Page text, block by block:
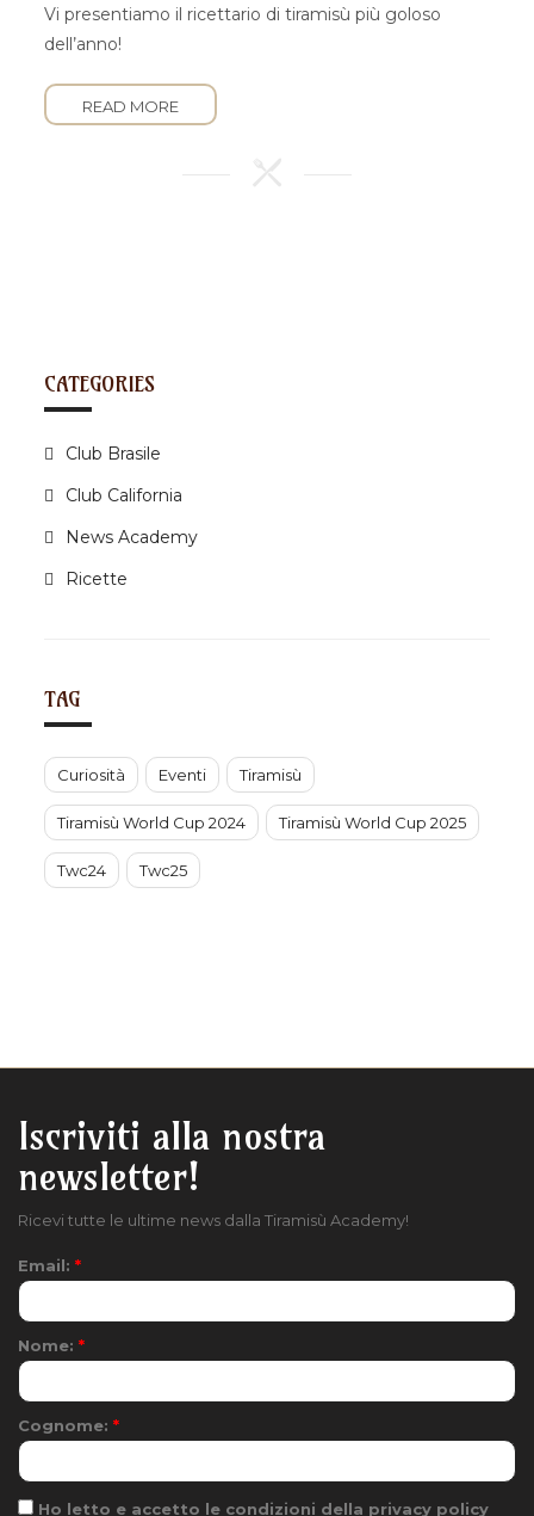
Vi presentiamo il ricettario di tiramisù più goloso
dell’anno!
READ MORE
CATEGORIES
Club Brasile
Club California
News Academy
Ricette
TAG
Curiosità Eventi Tiramisù
Tiramisù World Cup 2024 Tiramisù World Cup 2025
Twc24 Twc25
Iscriviti alla nostra
newsletter!
Ricevi tutte le ultime news dalla Tiramisù Academy!
Email: *
Nome: *
Cognome: *
Ho letto e accetto le condizioni della privacy policy